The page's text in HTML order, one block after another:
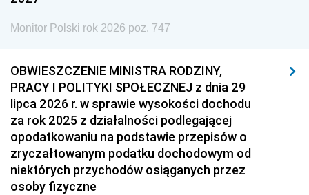
Monitor Polski rok 2026 poz. 747
OBWIESZCZENIE MINISTRA RODZINY,
PRACY I POLITYKI SPOŁECZNEJ z dnia 29
lipca 2026 r. w sprawie wysokości dochodu
za rok 2025 z działalności podlegającej
opodatkowaniu na podstawie przepisów o
zryczałtowanym podatku dochodowym od
niektórych przychodów osiąganych przez
osoby fizyczne